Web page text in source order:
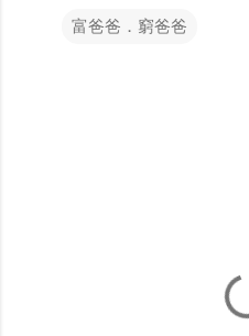
富爸爸．窮爸爸